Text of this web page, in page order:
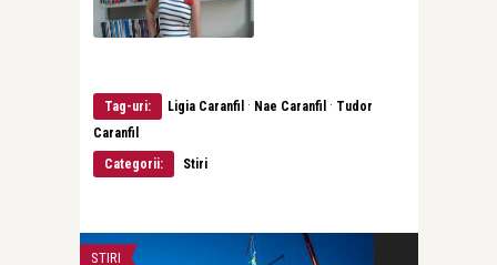
Tag-uri: Ligia Caranfil · Nae Caranfil · Tudor
Caranfil
Categorii:
Stiri
STIRI